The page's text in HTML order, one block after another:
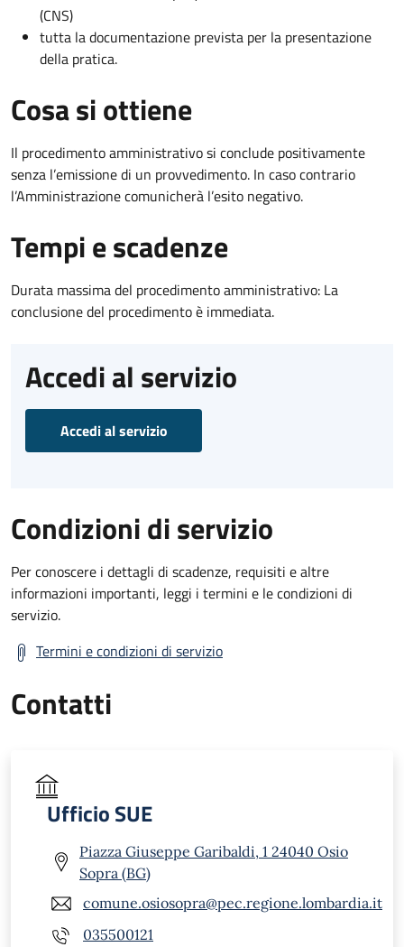
(CNS)
tutta la documentazione prevista per la presentazione
della pratica.
Cosa si ottiene
Il procedimento amministrativo si conclude positivamente
senza l’emissione di un provvedimento. In caso contrario
l’Amministrazione comunicherà l’esito negativo.
Tempi e scadenze
Durata massima del procedimento amministrativo: La
conclusione del procedimento è immediata.
Accedi al servizio
Accedi al servizio
Condizioni di servizio
Per conoscere i dettagli di scadenze, requisiti e altre
informazioni importanti, leggi i termini e le condizioni di
servizio.
Termini e condizioni di servizio
Contatti
Ufficio SUE
Piazza Giuseppe Garibaldi, 1 24040 Osio
Sopra (BG)
comune.osiosopra@pec.regione.lombardia.it
035500121